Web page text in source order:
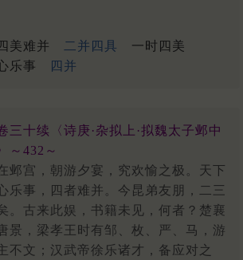
美难并 二并四具
一时四美
乐事
四并
三十续〈诗庚·杂拟上·拟魏太子邺中
～432～
邺宫，朝游夕宴，究欢愉之极。天下
乐事，四者难并。今昆弟友朋，二三
。古来此娱，书籍未见，何者？楚襄
景，梁孝王时有邹、枚、严、马，游
不文；汉武帝徐乐诸才，备应对之